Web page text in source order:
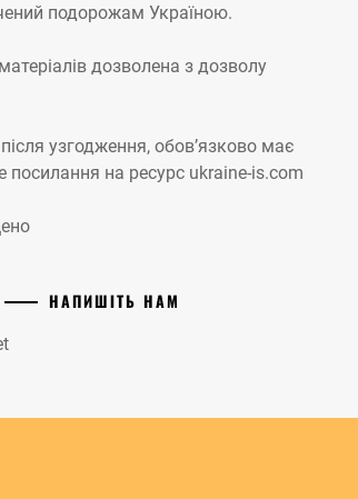
подорожам Україною.
дозволена з дозволу
узгодження, обов’язково має
посилання на ресурс ukraine-is.com
НАПИШІТЬ НАМ